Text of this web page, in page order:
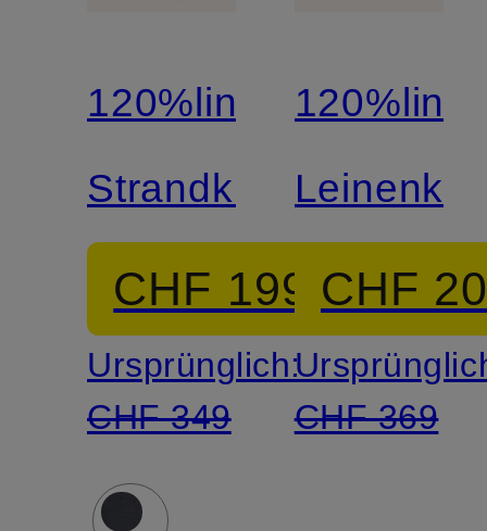
120%lino
Strandkleid
CHF 199
Ursprünglich:
CHF 349
120%lino
CHF
CHF 369